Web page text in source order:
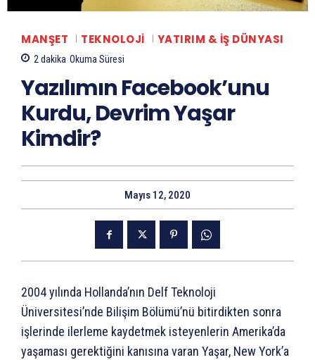
MANŞET TEKNOLOJI YATIRIM & İŞ DÜNYASI
2dakika Okuma Süresi
Yazılımın Facebook’unu
Kurdu, Devrim Yaşar
Kimdir?
Mayıs 12, 2020
2004 yılında Hollanda’nın Delf Teknoloji
Üniversitesi’nde Bilişim Bölümü’nü bitirdikten sonra
işlerinde ilerleme kaydetmek isteyenlerin Amerika’da
yaşaması gerektiğini kanısına varan Yaşar, New York’a